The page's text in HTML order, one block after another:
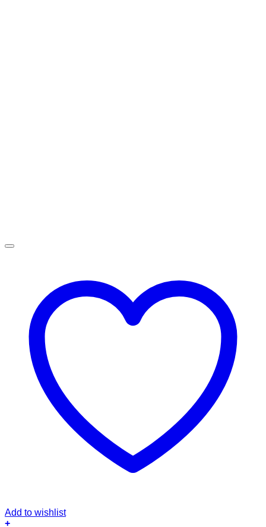
Add to wishlist
+